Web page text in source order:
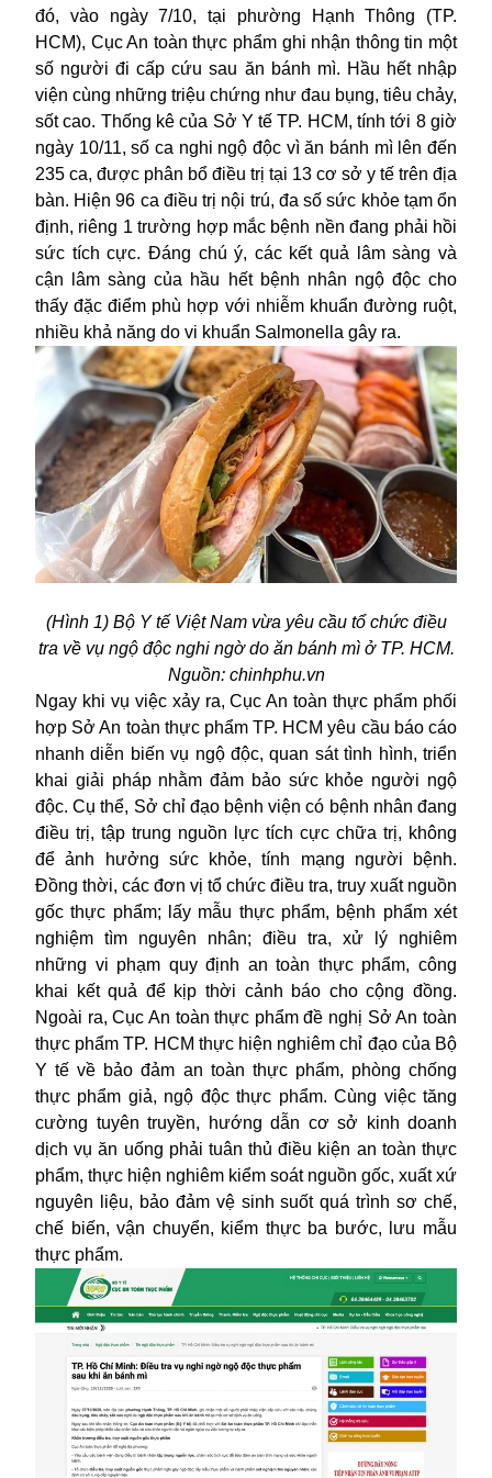
đó, vào ngày 7/10, tại phường Hạnh Thông (TP.
HCM), Cục An toàn thực phẩm ghi nhận thông tin một
số người đi cấp cứu sau ăn bánh mì. Hầu hết nhập
viện cùng những triệu chứng như đau bụng, tiêu chảy,
sốt cao. Thống kê của Sở Y tế TP. HCM, tính tới 8 giờ
ngày 10/11, số ca nghi ngộ độc vì ăn bánh mì lên đến
235 ca, được phân bổ điều trị tại 13 cơ sở y tế trên địa
bàn. Hiện 96 ca điều trị nội trú, đa sốsức khỏetạm ổn
định, riêng 1 trường hợp mắc bệnh nền đang phải hồi
sức tích cực. Đáng chú ý, các kết quả lâm sàng và
cận lâm sàng của hầu hết bệnh nhân ngộ độc cho
thấy đặc điểm phù hợp với nhiễm khuẩn đường ruột,
nhiều khả năng do vi khuẩn Salmonella gây ra.
(Hình 1) Bộ Y tế Việt Nam vừa yêu cầu tổ chức điều
tra về vụ ngộ độc nghi ngờ do ăn bánh mì ở TP. HCM.
Nguồn: chinhphu.vn
Ngay khi vụ việc xảy ra, Cục An toàn thực phẩm phối
hợp Sở An toàn thực phẩm TP. HCM yêu cầu báo cáo
nhanh diễn biến vụ ngộ độc, quan sát tình hình, triển
khai giải pháp nhằm đảm bảo sức khỏe người ngộ
độc. Cụ thể, Sở chỉ đạo bệnh viện có bệnh nhân đang
điều trị, tập trung nguồn lực tích cực chữa trị, không
để ảnh hưởng sức khỏe, tính mạng người bệnh.
Đồng thời, các đơn vị tổ chức điều tra, truy xuất nguồn
gốc thực phẩm; lấy mẫu thực phẩm, bệnh phẩm xét
nghiệm tìm nguyên nhân; điều tra, xử lý nghiêm
những vi phạm quy định an toàn thực phẩm, công
khai kết quả để kịp thời cảnh báo cho cộng đồng.
Ngoài ra, Cục An toàn thực phẩm đề nghị Sở An toàn
thực phẩm TP. HCM thực hiện nghiêm chỉ đạo của Bộ
Y tế về bảo đảm an toàn thực phẩm, phòng chống
thực phẩm giả, ngộ độc thực phẩm. Cùng việc tăng
cường tuyên truyền, hướng dẫn cơ sở kinh doanh
dịch vụ ăn uống phải tuân thủ điều kiện an toàn thực
phẩm, thực hiện nghiêm kiểm soát nguồn gốc, xuất xứ
nguyên liệu, bảo đảm vệ sinh suốt quá trình sơ chế,
chế biến, vận chuyển, kiểm thực ba bước, lưu mẫu
thực phẩm.